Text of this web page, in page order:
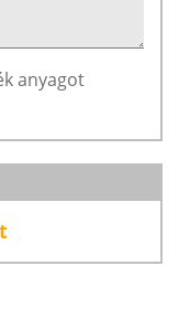
anyagot